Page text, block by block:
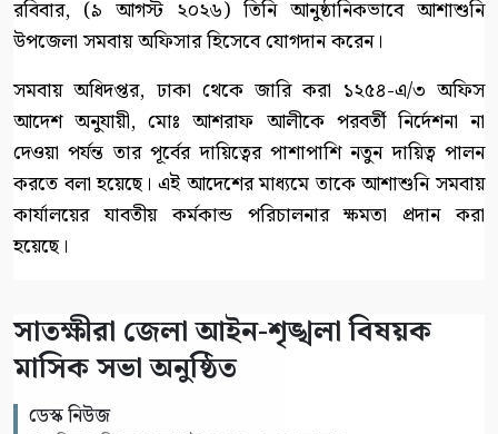
রবিবার, (৯ আগস্ট ২০২৬) তিনি আনুষ্ঠানিকভাবে আশাশুনি
উপজেলা সমবায় অফিসার হিসেবে যোগদান করেন।
সমবায় অধিদপ্তর, ঢাকা থেকে জারি করা ১২৫৪-এ/৩ অফিস
আদেশ অনুযায়ী, মোঃ আশরাফ আলীকে পরবর্তী নির্দেশনা না
দেওয়া পর্যন্ত তার পূর্বের দায়িত্বের পাশাপাশি নতুন দায়িত্ব পালন
করতে বলা হয়েছে। এই আদেশের মাধ্যমে তাকে আশাশুনি সমবায়
কার্যালয়ের যাবতীয় কর্মকান্ড পরিচালনার ক্ষমতা প্রদান করা
হয়েছে।
সাতক্ষীরা জেলা আইন-শৃঙ্খলা বিষয়ক
মাসিক সভা অনুষ্ঠিত
ডেস্ক নিউজ